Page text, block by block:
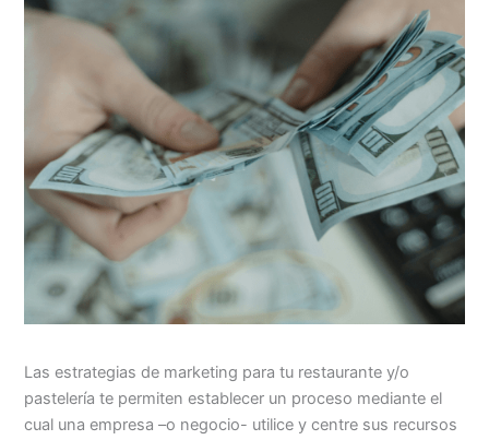
Las estrategias de marketing para tu restaurante y/o
pastelería te permiten establecer un proceso mediante el
cual una empresa –o negocio- utilice y centre sus recursos